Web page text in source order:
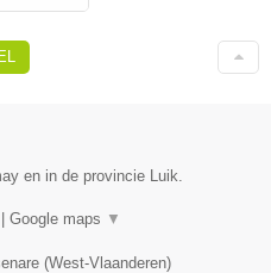
en in de provincie Luik.
Google maps ▼
(West-Vlaanderen)